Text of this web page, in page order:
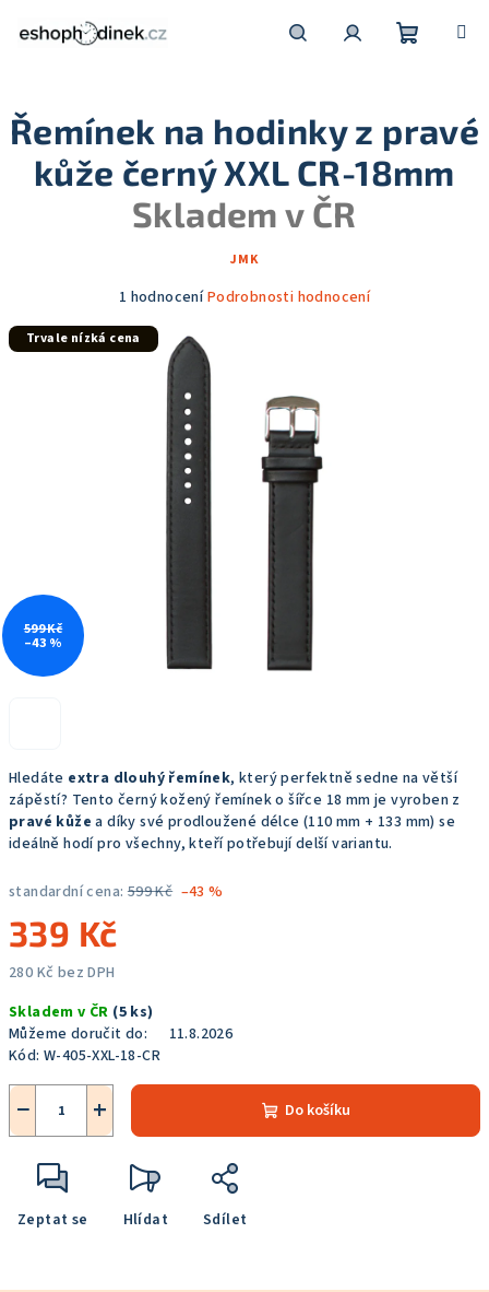
košík
Hledáte extra dlouhý řemínek, který perfektně sedne na větší
zápěstí? Tento černý kožený řemínek o šířce 18 mm je vyroben z
pravé kůže a díky své prodloužené délce (110 mm + 133 mm) se
ideálně hodí pro všechny, kteří potřebují delší variantu.
standardní cena: 599 Kč –43 %
339 Kč
280 Kč bez DPH
cena:
Skladem v ČR (5 ks)
Můžeme doručit do:
11.8.2026
Kód: W-405-XXL-18-CR
+
− Do košíku
Zeptat se Hlídat Sdílet
Řemínek na hodinky z pravé
kůže černý XXL CR-18mm
Skladem v ČR
JMK
Průměrné
produktu
hvězdiček.
1 hodnoceníPodrobnosti hodnocení
Trvale nízká cena
599 Kč
–43 %